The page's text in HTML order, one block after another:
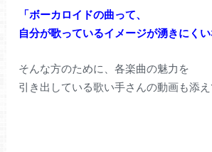
「ボーカロイドの曲って、
自分が歌っているイメージが湧きにくい
そんな方のために、各楽曲の魅力を
引き出している歌い手さんの動画も添え